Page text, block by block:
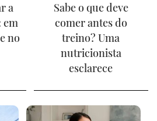
a
em
no
Sabe o que deve
comer antes do
treino? Uma
nutricionista
esclarece